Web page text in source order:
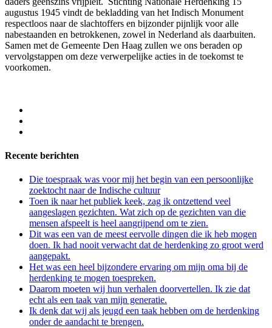
augustus 1945 vindt de bekladding van het Indisch Monument
respectloos naar de slachtoffers en bijzonder pijnlijk voor alle
nabestaanden en betrokkenen, zowel in Nederland als daarbuiten.
Samen met de Gemeente Den Haag zullen we ons beraden op
vervolgstappen om deze verwerpelijke acties in de toekomst te
voorkomen.
Recente berichten
Die toespraak was voor mij het begin van een persoonlijke
zoektocht naar de Indische cultuur
Toen ik naar het publiek keek, zag ik ontzettend veel
aangeslagen gezichten. Wat zich op de gezichten van die
mensen afspeelt is heel aangrijpend om te zien.
Dit was een van de meest eervolle dingen die ik heb mogen
doen. Ik had nooit verwacht dat de herdenking zo groot werd
aangepakt.
Het was een heel bijzondere ervaring om mijn oma bij de
herdenking te mogen toespreken.
Daarom moeten wij hun verhalen doorvertellen. Ik zie dat
echt als een taak van mijn generatie.
Ik denk dat wij als jeugd een taak hebben om de herdenking
onder de aandacht te brengen.